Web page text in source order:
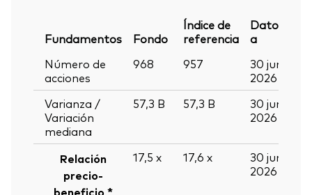
Fundamentos Fondo
Índice de
referencia
Datos
a
Número de
acciones
968 957
30 jun
2026
Varianza /
Variación
mediana
57,3 B 57,3 B
30 jun
2026
Relación
precio-
beneficio *
17,5 x 17,6 x
30 jun
2026